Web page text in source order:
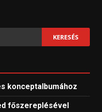
konceptalbumához
főszereplésével